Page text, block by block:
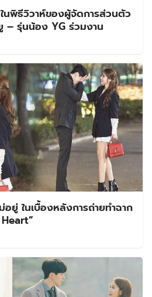
นพิธีวิวาห์ของผู้จัดการส่วนตัว
– รุ่นน้อง YG ร่วมงาน
ยู่ ในเบื้องหลังการถ่ายทำฉาก